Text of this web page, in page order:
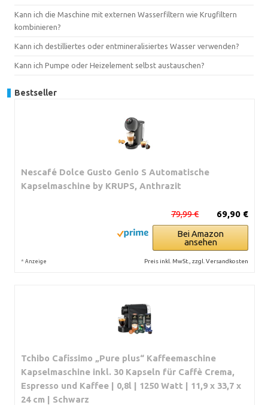
Kann ich die Maschine mit externen Wasserfiltern wie Krugfiltern
kombinieren?
Kann ich destilliertes oder entmineralisiertes Wasser verwenden?
Kann ich Pumpe oder Heizelement selbst austauschen?
Bestseller
Nescafé Dolce Gusto Genio S Automatische
Kapselmaschine by KRUPS, Anthrazit
69,90 €
79,99 €
Bei Amazon
ansehen
* Anzeige Preis inkl. MwSt., zzgl. Versandkosten
Tchibo Cafissimo „Pure plus“ Kaffeemaschine
Kapselmaschine inkl. 30 Kapseln für Caffè Crema,
Espresso und Kaffee | 0,8l | 1250 Watt | 11,9 x 33,7 x
24 cm | Schwarz